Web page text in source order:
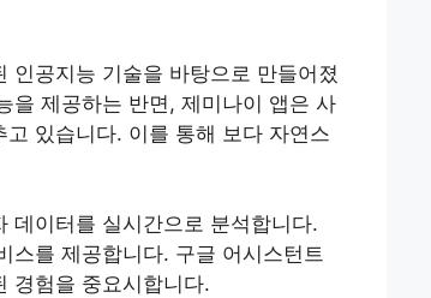
인공지능 기술을 바탕으로 만들어졌
을 제공하는 반면, 제미나이 앱은 사
있습니다. 이를 통해 보다 자연스
데이터를 실시간으로 분석합니다.
스를 제공합니다. 구글 어시스턴트
경험을 중요시합니다.